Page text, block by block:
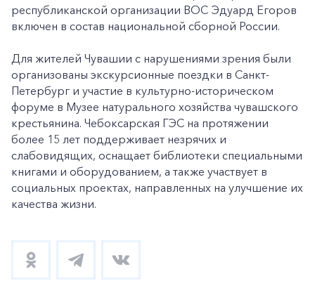
республиканской организации ВОС Эдуард Егоров
включен в состав национальной сборной России.
Для жителей Чувашии с нарушениями зрения были
организованы экскурсионные поездки в Санкт-
Петербург и участие в культурно-историческом
форуме в Музее натурального хозяйства чувашского
крестьянина. Чебоксарская ГЭС на протяжении
более 15 лет поддерживает незрячих и
слабовидящих, оснащает библиотеки специальными
книгами и оборудованием, а также участвует в
социальных проектах, направленных на улучшение их
качества жизни.